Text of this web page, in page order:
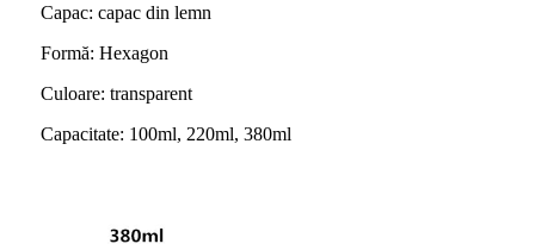
Capac: capac din lemn
Formă: Hexagon
Culoare: transparent
Capacitate: 100ml, 220ml, 380ml